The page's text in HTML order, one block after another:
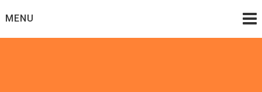
toMENU